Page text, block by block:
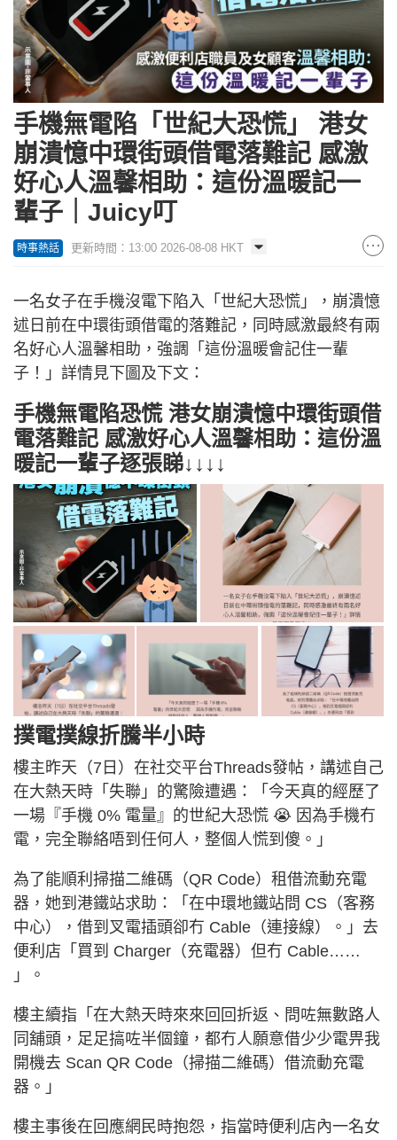
手機無電陷「世紀大恐慌」 港女
崩潰憶中環街頭借電落難記 感激
好心人溫馨相助：這份溫暖記一
輩子｜Juicy叮
時事熱話 更新時間：13:00 2026-08-08 HKT
一名女子在手機沒電下陷入「世紀大恐慌」，崩潰憶
述日前在中環街頭借電的落難記，同時感激最終有兩
名好心人溫馨相助，強調「這份溫暖會記住一輩
子！」詳情見下圖及下文：
手機無電陷恐慌 港女崩潰憶中環街頭借
電落難記 感激好心人溫馨相助：這份溫
暖記一輩子逐張睇↓↓↓↓
撲電撲線折騰半小時
樓主昨天（7日）在社交平台Threads發帖，講述自己
在大熱天時「失聯」的驚險遭遇：「今天真的經歷了
一場『手機 0% 電量』的世紀大恐慌 😭 因為手機冇
電，完全聯絡唔到任何人，整個人慌到傻。」
為了能順利掃描二維碼（QR Code）租借流動充電
器，她到港鐵站求助：「在中環地鐵站問 CS（客務
中心），借到叉電插頭卻冇 Cable（連接線）。」去
便利店「買到 Charger（充電器）但冇 Cable……
」。
樓主續指「在大熱天時來來回回折返、問咗無數路人
同舖頭，足足搞咗半個鐘，都冇人願意借少少電畀我
開機去 Scan QR Code（掃描二維碼）借流動充電
器。」
樓主事後在回應網民時抱怨，指當時便利店內一名女